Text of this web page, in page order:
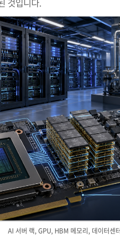
것입니다.
AI 서버 랙, GPU, HBM 메모리, 데이터센